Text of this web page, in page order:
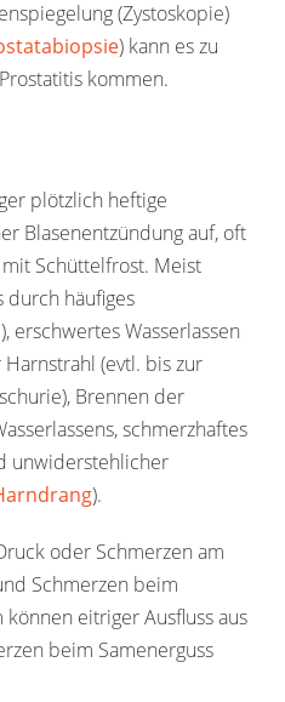
(Zystoskopie)
) kann es zu
kommen.
plötzlich heftige
Blasenentzündung auf, oft
Schüttelfrost. Meist
durch häufiges
erschwertes Wasserlassen
(evtl. bis zur
Brennen der
schmerzhaftes
unwiderstehlicher
).
oder Schmerzen am
Schmerzen beim
eitriger Ausfluss aus
beim Samenerguss